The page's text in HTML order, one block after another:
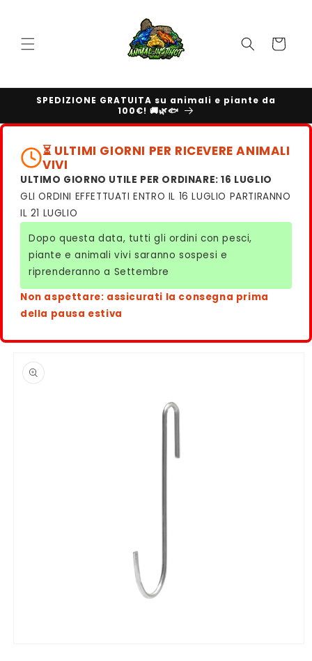
Carrello
SPEDIZIONE GRATUITA su animali e piante da
100€! 🚚🌿🐟
⏳ ULTIMI GIORNI PER RICEVERE ANIMALI
VIVI
ULTIMO GIORNO UTILE PER ORDINARE: 16 LUGLIO
GLI ORDINI EFFETTUATI ENTRO IL 16 LUGLIO PARTIRANNO
IL 21 LUGLIO
Dopo questa data, tutti gli ordini con pesci,
piante e animali vivi saranno sospesi e
riprenderanno a Settembre
Non aspettare: assicurati la consegna prima
della pausa estiva
informazioni
sul
prodotto